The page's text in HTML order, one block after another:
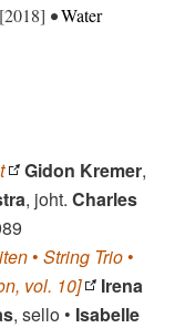
•Water
Gidon Kremer,
, joht.Charles
•String Trio•
vol. 10]
Irena
, sello • Isabelle